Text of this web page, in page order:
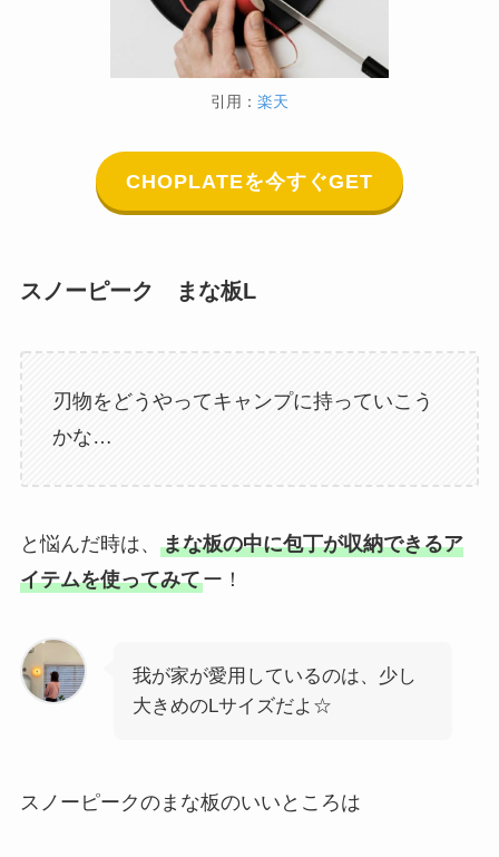
引用： 楽天
CHOPLATEを今すぐGET
スノーピーク まな板L
刃物をどうやってキャンプに持っていこう
かな…
と悩んだ時は、 まな板の中に包丁が収納できるア
イテムを使ってみてー！
我が家が愛用しているのは、少し
大きめのLサイズだよ☆
スノーピークのまな板のいいところは